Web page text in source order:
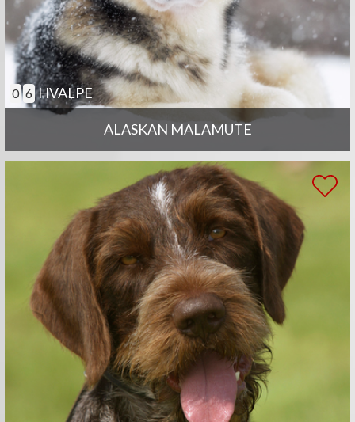
ALASKAN MALAMUTE
0 6 HVALPE